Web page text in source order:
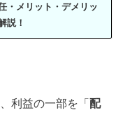
・メリット・デメリッ
説！
利益の一部を「配